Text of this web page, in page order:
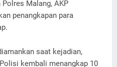
Malang, AKP
penangkapan para
saat kejadian,
kembali menangkap 10